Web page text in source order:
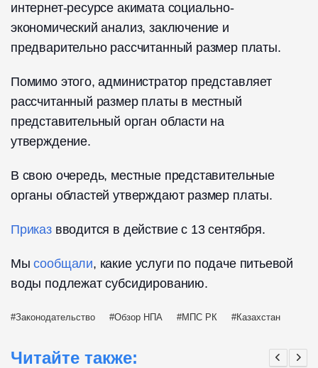
интернет-ресурсе акимата социально-
экономический анализ, заключение и
предварительно рассчитанный размер платы.
Помимо этого, администратор представляет
рассчитанный размер платы в местный
представительный орган области на
утверждение.
В свою очередь, местные представительные
органы областей утверждают размер платы.
Приказвводится в действие с 13 сентября.
Мысообщали, какие услуги по подаче питьевой
воды подлежат субсидированию.
Законодательство Обзор НПА МПС РК Казахстан
Читайте также: